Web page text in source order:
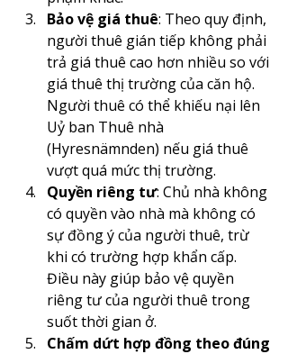
Bảo vệ giá thuê: Theo quy định,
người thuê gián tiếp không phải
trả giá thuê cao hơn nhiều so với
giá thuê thị trường của căn hộ.
Người thuê có thể khiếu nại lên
Uỷ ban Thuê nhà
(Hyresnämnden) nếu giá thuê
vượt quá mức thị trường.
Quyền riêng tư: Chủ nhà không
có quyền vào nhà mà không có
sự đồng ý của người thuê, trừ
khi có trường hợp khẩn cấp.
Điều này giúp bảo vệ quyền
riêng tư của người thuê trong
suốt thời gian ở.
Chấm dứt hợp đồng theo đúng